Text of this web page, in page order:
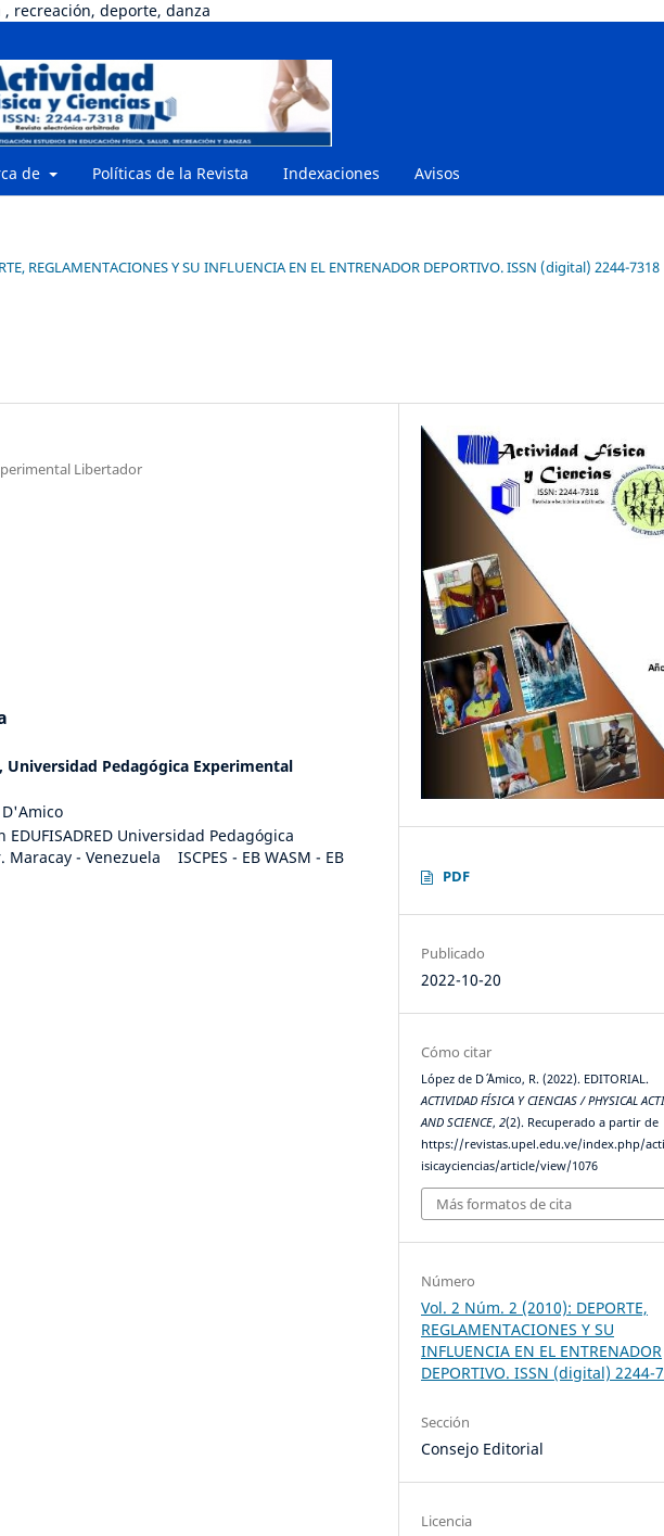
recreación, deporte, danza
de Políticas de la Revista Indexaciones Avisos
REGLAMENTACIONES Y SU INFLUENCIA EN EL ENTRENADOR DEPORTIVO. ISSN (digital) 2244-7318
Libertador
Universidad Pedagógica Experimental
D'Amico
Universidad Pedagógica
- Venezuela ISCPES - EB WASM - EB
PDF
Publicado
2022-10-20
Cómo citar
López de D´ ´Amico, R. (2022). EDITORIAL.
ACTIVIDAD FÍSICA Y CIENCIAS / PHYSICAL
AND SCIENCE,2(2). Recuperado a partir de
https://revistas.upel.edu.ve/index.php/
isicayciencias/article/view/1076
Más formatos de cita
Número
Vol. 2 Núm. 2 (2010): DEPORTE,
REGLAMENTACIONES Y SU
INFLUENCIA EN EL ENTRENADOR
DEPORTIVO. ISSN (digital) 2244-
Sección
Consejo Editorial
Licencia